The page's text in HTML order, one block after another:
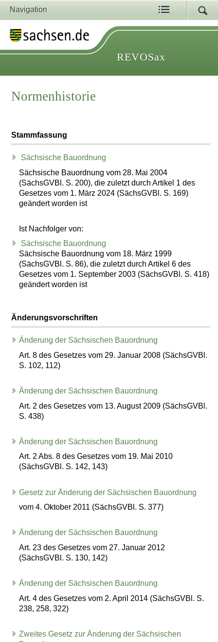
Navigation
REVOSax
Normenhistorie
Stammfassung
Sächsische Bauordnung
Sächsische Bauordnung vom 28. Mai 2004
(SächsGVBl. S. 200), die zuletzt durch Artikel 1 des
Gesetzes vom 1. März 2024 (SächsGVBl. S. 169)
geändert worden ist
Ist Nachfolger von:
Sächsische Bauordnung
Sächsische Bauordnung vom 18. März 1999
(SächsGVBl. S. 86), die zuletzt durch Artikel 6 des
Gesetzes vom 1. September 2003 (SächsGVBl. S. 418)
geändert worden ist
Änderungsvorschriften
Änderung der Sächsischen Bauordnung
Art. 8 des Gesetzes vom 29. Januar 2008 (SächsGVBl.
S. 102, 112)
Änderung der Sächsischen Bauordnung
Art. 2 des Gesetzes vom 13. August 2009 (SächsGVBl.
S. 438)
Änderung der Sächsischen Bauordnung
Art. 2 Abs. 8 des Gesetzes vom 19. Mai 2010
(SächsGVBl. S. 142, 143)
Gesetz zur Änderung der Sächsischen Bauordnung
vom 4. Oktober 2011 (SächsGVBl. S. 377)
Änderung der Sächsischen Bauordnung
Art. 23 des Gesetzes vom 27. Januar 2012
(SächsGVBl. S. 130, 142)
Änderung der Sächsischen Bauordnung
Art. 4 des Gesetzes vom 2. April 2014 (SächsGVBl. S.
238, 258, 322)
Zweites Gesetz zur Änderung der Sächsischen